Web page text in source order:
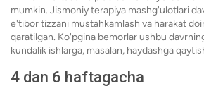
mumkin. Jismoniy terapiya mashg'ulotlari
e'tibor tizzani mustahkamlash va harakat
qaratilgan. Ko'pgina bemorlar ushbu
kundalik ishlarga, masalan, haydashga
4 dan 6 haftagacha